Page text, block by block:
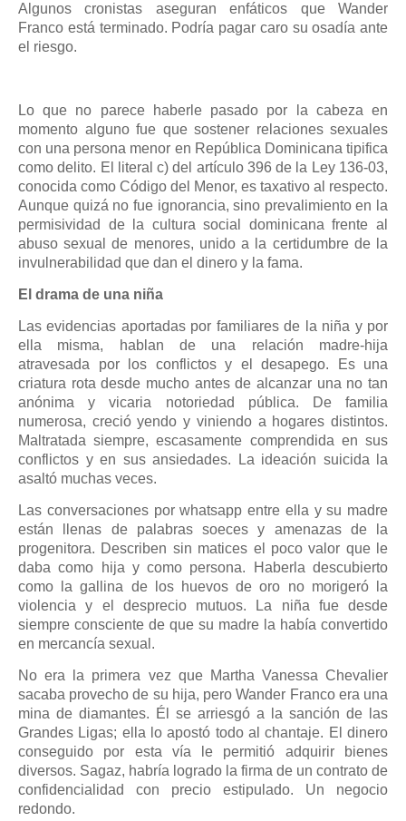
Algunos cronistas aseguran enfáticos que Wander
Franco está terminado. Podría pagar caro su osadía ante
el riesgo.
Lo que no parece haberle pasado por la cabeza en
momento alguno fue que sostener relaciones sexuales
con una persona menor en República Dominicana tipifica
como delito. El literal c) del artículo 396 de la Ley 136-03,
conocida como Código del Menor, es taxativo al respecto.
Aunque quizá no fue ignorancia, sino prevalimiento en la
permisividad de la cultura social dominicana frente al
abuso sexual de menores, unido a la certidumbre de la
invulnerabilidad que dan el dinero y la fama.
El drama de una niña
Las evidencias aportadas por familiares de la niña y por
ella misma, hablan de una relación madre-hija
atravesada por los conflictos y el desapego. Es una
criatura rota desde mucho antes de alcanzar una no tan
anónima y vicaria notoriedad pública. De familia
numerosa, creció yendo y viniendo a hogares distintos.
Maltratada siempre, escasamente comprendida en sus
conflictos y en sus ansiedades. La ideación suicida la
asaltó muchas veces.
Las conversaciones por whatsapp entre ella y su madre
están llenas de palabras soeces y amenazas de la
progenitora. Describen sin matices el poco valor que le
daba como hija y como persona. Haberla descubierto
como la gallina de los huevos de oro no morigeró la
violencia y el desprecio mutuos. La niña fue desde
siempre consciente de que su madre la había convertido
en mercancía sexual.
No era la primera vez que Martha Vanessa Chevalier
sacaba provecho de su hija, pero Wander Franco era una
mina de diamantes. Él se arriesgó a la sanción de las
Grandes Ligas; ella lo apostó todo al chantaje. El dinero
conseguido por esta vía le permitió adquirir bienes
diversos. Sagaz, habría logrado la firma de un contrato de
confidencialidad con precio estipulado. Un negocio
redondo.